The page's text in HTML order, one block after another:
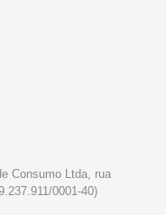
Consumo Ltda, rua
0001-40)